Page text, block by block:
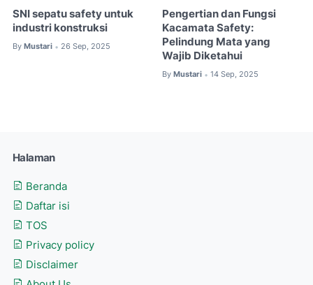
SNI sepatu safety untuk
industri konstruksi
By Mustari • 26 Sep, 2025
Pengertian dan Fungsi
Kacamata Safety:
Pelindung Mata yang
Wajib Diketahui
By Mustari • 14 Sep, 2025
Halaman
Beranda
Daftar isi
TOS
Privacy policy
Disclaimer